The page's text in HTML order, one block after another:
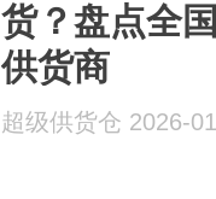
货？盘点全
供货商
超级供货仓 2026-